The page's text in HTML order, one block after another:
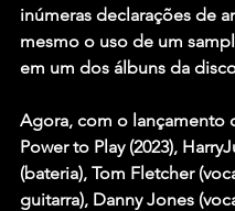
inúmeras declarações de
mesmo o uso de um
em um dos álbuns da
Agora, com o lançamento
Power to Play (2023),
(bateria), Tom Fletcher
guitarra), Danny Jones